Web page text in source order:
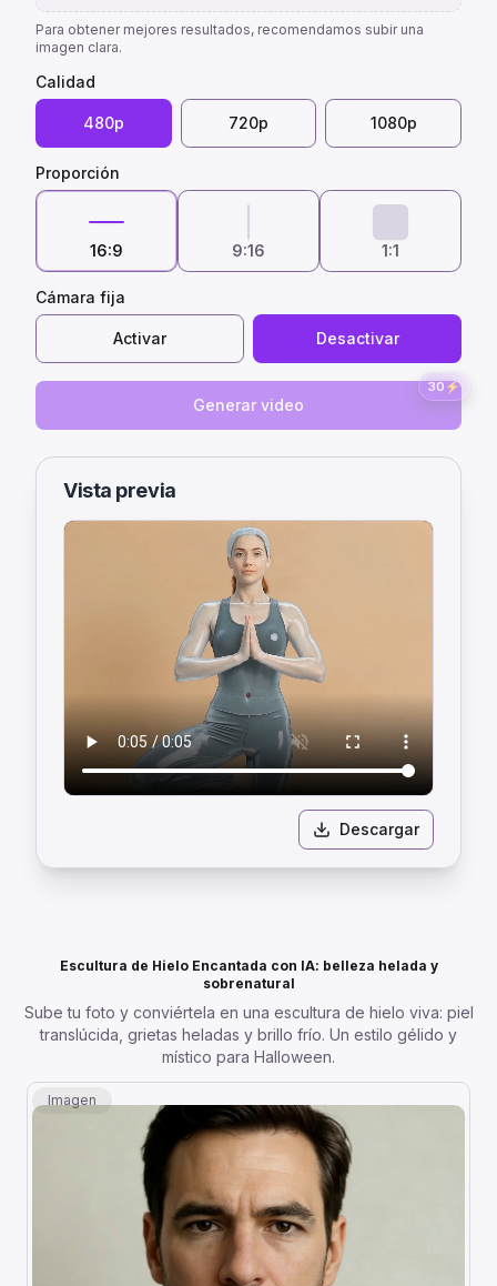
Para obtener mejores resultados, recomendamos subir una
imagen clara.
Calidad
480p 720p 1080p
Proporción
16:9 9:16 1:1
Cámara fija
Activar Desactivar
30 ⚡
Generar video
Vista previa
Descargar
Escultura de Hielo Encantada con IA: belleza helada y
sobrenatural
Sube tu foto y conviértela en una escultura de hielo viva: piel
translúcida, grietas heladas y brillo frío. Un estilo gélido y
místico para Halloween.
Imagen